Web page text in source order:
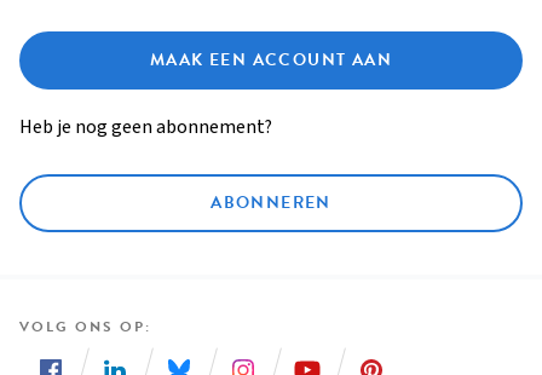
MAAK EEN ACCOUNT AAN
Heb je nog geen abonnement?
ABONNEREN
VOLG ONS OP